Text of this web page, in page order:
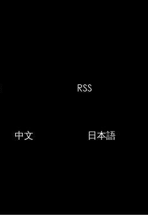
RSS
中文 日本語